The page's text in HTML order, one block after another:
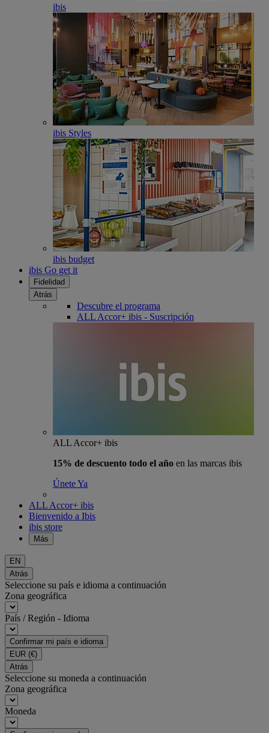
ibis
ibis Styles
ibis budget
ibis Go get it
Fidelidad
Atrás
Descubre el programa
ALL Accor+ ibis - Suscripción
ALL Accor+ ibis
15% de descuento todo el año en las marcas ibis
Únete Ya
ALL Accor+ ibis
Bienvenido a Ibis
ibis store
Más
EN
Atrás
Seleccione su país e idioma a continuación
Zona geográfica
País / Región - Idioma
Confirmar mi país e idioma
EUR (€)
Atrás
Seleccione su moneda a continuación
Zona geográfica
Moneda